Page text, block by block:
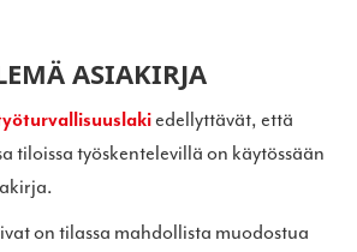
ASIAKIRJA
edellyttävät, että
tiloissa työskentelevillä on käytössään
on tilassa mahdollista muodostua